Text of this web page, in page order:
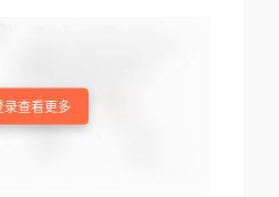
录查看更多